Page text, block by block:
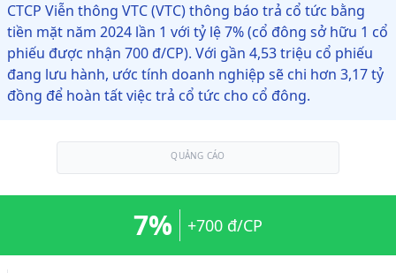
CTCP Viễn thông VTC (VTC) thông báo trả cổ tức bằng
tiền mặt năm 2024 lần 1 với tỷ lệ 7% (cổ đông sở hữu 1 cổ
phiếu được nhận 700 đ/CP). Với gần 4,53 triệu cổ phiếu
đang lưu hành, ước tính doanh nghiệp sẽ chi hơn 3,17 tỷ
đồng để hoàn tất việc trả cổ tức cho cổ đông.
QUẢNG CÁO
7% +700 đ/CP